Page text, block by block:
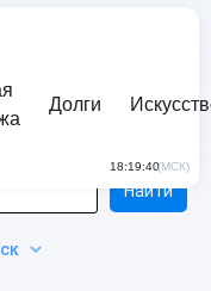
Долги
18:19:40(МСК)
Найти